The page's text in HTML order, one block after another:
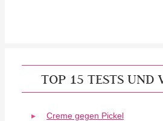
TOP 15 TESTS UND
Creme gegen Pickel